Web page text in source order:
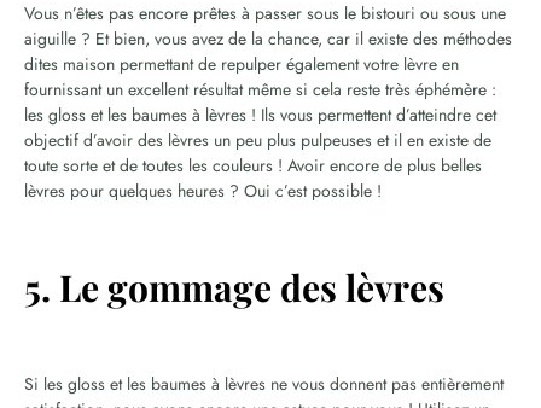
Vous n’êtes pas encore prêtes à passer sous le bistouri ou sous une
aiguille ? Et bien, vous avez de la chance, car il existe des méthodes
dites maison permettant de repulper également votre lèvre en
fournissant un excellent résultat même si cela reste très éphémère :
les gloss et les baumes à lèvres ! Ils vous permettent d’atteindre cet
objectif d’avoir des lèvres un peu plus pulpeuses et il en existe de
toute sorte et de toutes les couleurs ! Avoir encore de plus belles
lèvres pour quelques heures ? Oui c’est possible !
5. Le gommage des lèvres
Si les gloss et les baumes à lèvres ne vous donnent pas entièrement